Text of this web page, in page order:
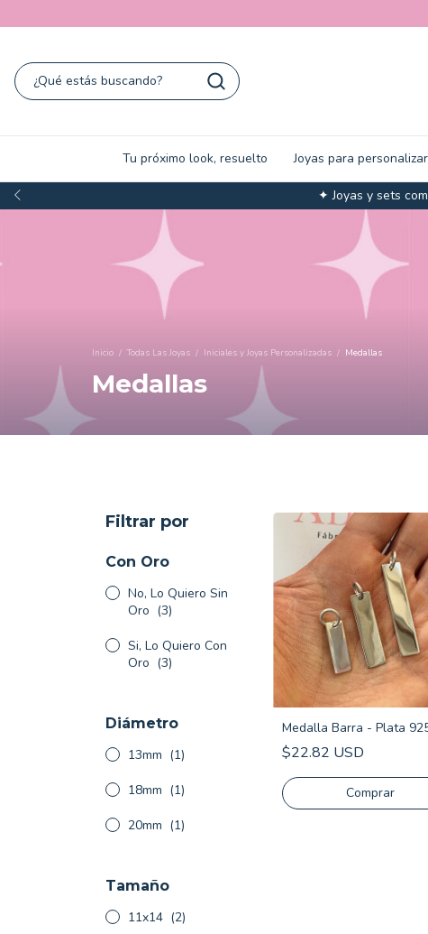
✦ Joyas y sets
Tu próximo look, resuelto Joyas para personalizar
Inicio / Todas Las Joyas / Iniciales y Joyas Personalizadas / Medallas
Medallas
Filtrar por
Con Oro
No, Lo Quiero Sin
Oro (3)
Si, Lo Quiero Con
Oro (3)
Diámetro
13mm (1)
18mm (1)
20mm (1)
Tamaño
11x14 (2)
Medalla Barra - Plata
$22.82 USD
Comprar